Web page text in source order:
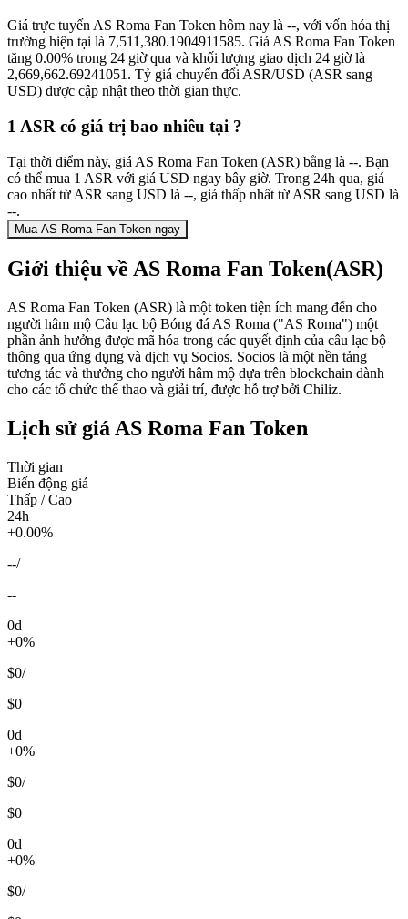
Giá trực tuyến AS Roma Fan Token hôm nay là --, với vốn hóa thị
trường hiện tại là 7,511,380.1904911585. Giá AS Roma Fan Token
tăng 0.00% trong 24 giờ qua và khối lượng giao dịch 24 giờ là
2,669,662.69241051. Tỷ giá chuyển đổi ASR/USD (ASR sang
USD) được cập nhật theo thời gian thực.
1 ASR có giá trị bao nhiêu tại ?
Tại thời điểm này, giá AS Roma Fan Token (ASR) bằng là --. Bạn
có thể mua 1 ASR với giá USD ngay bây giờ. Trong 24h qua, giá
cao nhất từ ASR sang USD là --, giá thấp nhất từ ASR sang USD là
--.
Mua AS Roma Fan Token ngay
Giới thiệu về AS Roma Fan Token(ASR)
AS Roma Fan Token (ASR) là một token tiện ích mang đến cho
người hâm mộ Câu lạc bộ Bóng đá AS Roma ("AS Roma") một
phần ảnh hưởng được mã hóa trong các quyết định của câu lạc bộ
thông qua ứng dụng và dịch vụ Socios. Socios là một nền tảng
tương tác và thưởng cho người hâm mộ dựa trên blockchain dành
cho các tổ chức thể thao và giải trí, được hỗ trợ bởi Chiliz.
Lịch sử giá AS Roma Fan Token
Thời gian
Biến động giá
Thấp / Cao
24h
+0.00%
--/
--
0d
+0%
$0/
$0
0d
+0%
$0/
$0
0d
+0%
$0/